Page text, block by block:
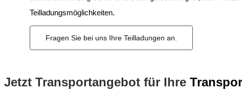
Teilladungsmöglichkeiten.
Fragen Sie bei uns Ihre Teilladungen an.
Jetzt Transportangebot für Ihre